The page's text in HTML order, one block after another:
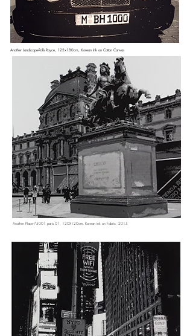
Another Landscape-Rolls Royce, 122x180cm, Korean Ink on Cotton Canvas
Another Place-75001 paris 01, 120X120cm, Korean ink on Fabric, 2015